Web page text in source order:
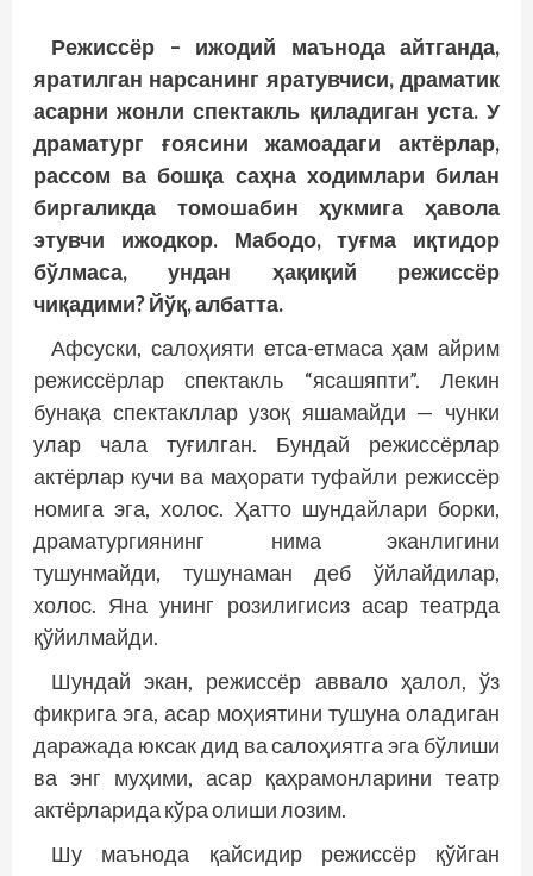
Режиссёр – ижодий маънода айтганда,
яратилган нарсанинг яратувчиси, драматик
асарни жонли спектакль қиладиган уста. У
драматург ғоясини жамоадаги актёрлар,
рассом ва бошқа саҳна ходимлари билан
биргаликда томошабин ҳукмига ҳавола
этувчи ижодкор. Мабодо, туғма иқтидор
бўлмаса, ундан ҳақиқий режиссёр
чиқадими? Йўқ, албатта.
Афсуски, салоҳияти етса-етмаса ҳам айрим
режиссёрлар спектакль “ясашяпти”. Лекин
бунақа спектакллар узоқ яшамайди — чунки
улар чала туғилган. Бундай режиссёрлар
актёрлар кучи ва маҳорати туфайли режиссёр
номига эга, холос. Ҳатто шундайлари борки,
драматургиянинг нима эканлигини
тушунмайди, тушунаман деб ўйлайдилар,
холос. Яна унинг розилигисиз асар театрда
қўйилмайди.
Шундай экан, режиссёр аввало ҳалол, ўз
фикрига эга, асар моҳиятини тушуна оладиган
даражада юксак дид ва салоҳиятга эга бўлиши
ва энг муҳими, асар қаҳрамонларини театр
актёрларида кўра олиши лозим.
Шу маънода қайсидир режиссёр қўйган